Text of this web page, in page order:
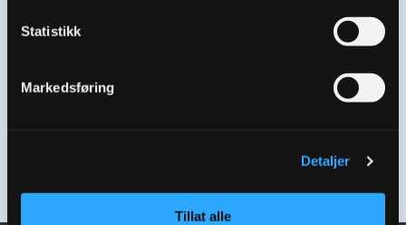
Statistikk
Markedsføring
Detaljer
Tillat alle